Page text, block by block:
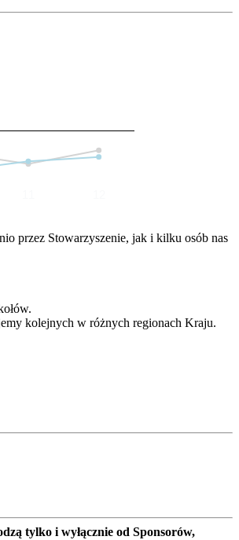
przez Stowarzyszenie, jak i kilku osób nas
kolejnych w różnych regionach Kraju.
tylko i wyłącznie od Sponsorów,